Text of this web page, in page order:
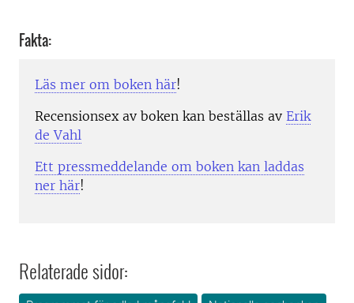
Fakta:
Läs mer om boken här!
Recensionsex av boken kan beställas av Erik
de Vahl
Ett pressmeddelande om boken kan laddas
ner här!
Relaterade sidor: